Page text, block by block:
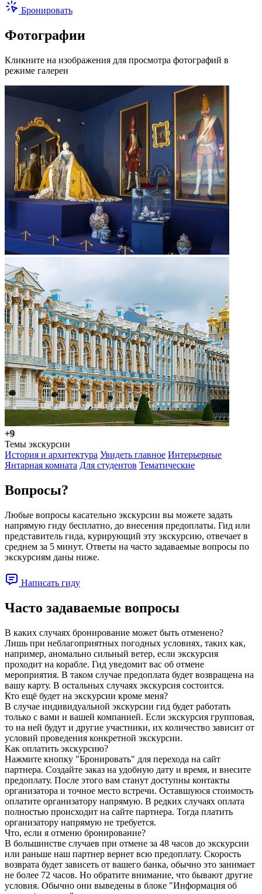
Бронировать
Фотографии
Кликните на изображения для просмотра фотографий в
режиме галереи
+9
Темы экскурсии
История и архитектура Увидеть главное Интерьерные
Янтарная комната Для студентов Тематические
Вопросы?
Любые вопросы касательно экскурсии вы можете задать
напрямую гиду бесплатно, до внесения предоплаты. Гид или
представитель гида, курирующий эту экскурсию, отвечает в
среднем за 5 минут. Ответы на часто задаваемые вопросы по
экскурсиям даны ниже.
Написать гиду
Часто задаваемые вопросы
В каких случаях бронирование может быть отменено?
Лишь при неблагоприятных погодных условиях, таких как,
например, аномально сильный ветер, если экскурсия
проходит на корабле. Гид уведомит вас об отмене
мероприятия. В таком случае предоплата будет возвращена на
вашу карту. В остальных случаях экскурсия состоится.
Кто ещё будет на экскурсии кроме меня?
В случае индивидуальной экскурсии гид будет работать
только с вами и вашей компанией. Если экскурсия групповая,
то на ней будут и другие участники, их количество зависит от
условий проведения конкретной экскурсии.
Как оплатить экскурсию?
Нажмите кнопку "Бронировать" для перехода на сайт
партнера. Создайте заказ на удобную дату и время, и внесите
предоплату. После этого вам станут доступны контакты
организатора и точное место встречи. Оставшуюся стоимость
оплатите организатору напрямую. В редких случаях оплата
полностью происходит на сайте партнера. Тогда платить
организатору напрямую не требуется.
Что, если я отменю бронирование?
В большинстве случаев при отмене за 48 часов до экскурсии
или раньше наш партнер вернет всю предоплату. Скорость
возврата будет зависеть от вашего банка, обычно это занимает
не более 72 часов. Но обратите внимание, что бывают другие
условия. Обычно они выведены в блоке "Информация об